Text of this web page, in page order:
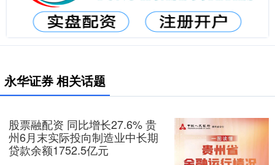
永华证券 相关话题
股票融配资 同比增长27.6% 贵
州6月末实际投向制造业中长期
贷款余额1752.5亿元